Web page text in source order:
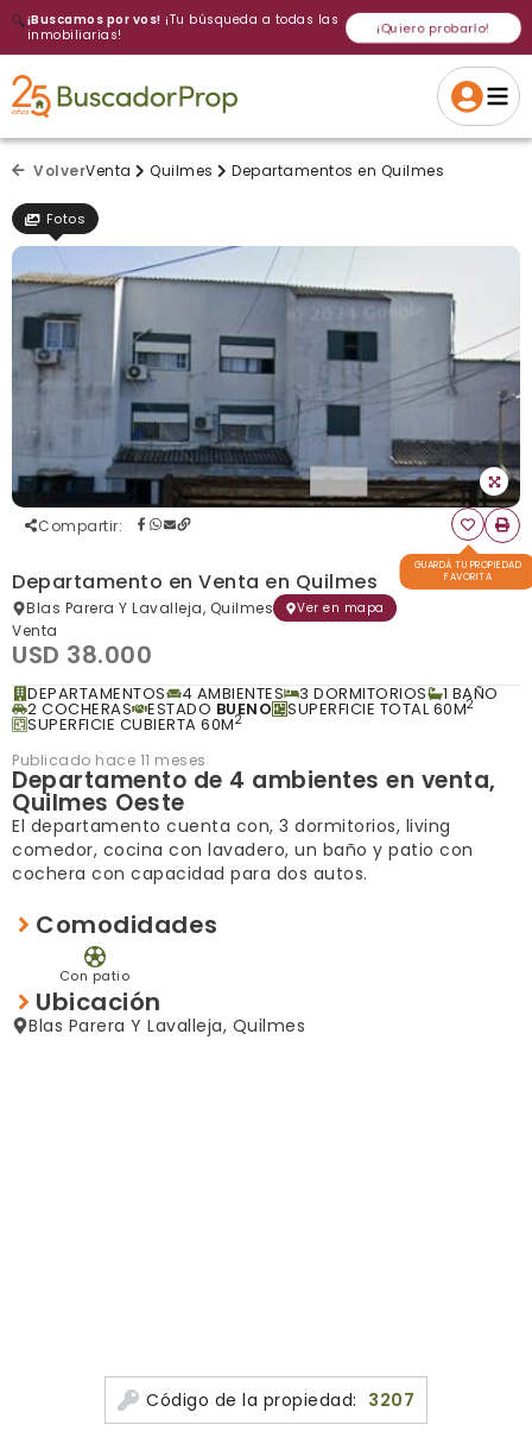
🔍¡Buscamos por vos! ¡Tu búsqueda a todas las
inmobiliarias!
¡Quiero probarlo!
Cancelar Si, eliminar
Gracias
Volver a intentar
VolverVenta Quilmes Departamentos en Quilmes
Fotos
Compartir:
GUARDÁ TU PROPIEDAD
FAVORITA
Departamento en Venta en Quilmes
Blas Parera Y Lavalleja, Quilmes Ver en mapa
Venta
USD 38.000
DEPARTAMENTOS 4 AMBIENTES 3 DORMITORIOS 1 BAÑO
2 COCHERAS ESTADO BUENO SUPERFICIE TOTAL 60M2
SUPERFICIE CUBIERTA 60M2
Publicado hace 11 meses
Departamento de 4 ambientes en venta,
Quilmes Oeste
El departamento cuenta con, 3 dormitorios, living
comedor, cocina con lavadero, un baño y patio con
cochera con capacidad para dos autos.
Comodidades
Con patio
Ubicación
Blas Parera Y Lavalleja, Quilmes
Código de la propiedad: 3207